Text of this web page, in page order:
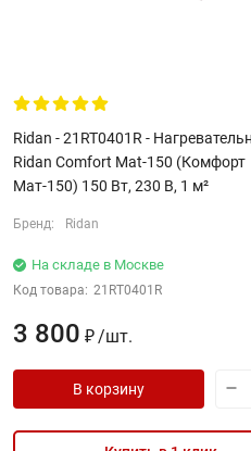
Ridan - 21RT0401R -
Ridan Comfort Mat-150 (Комфорт
Мат-150) 150 Вт, 230 В, 1 м²
Бренд: Ridan
На складе в Москве
Код товара: 21RT0401R
3 800 ₽ /шт.
В корзину